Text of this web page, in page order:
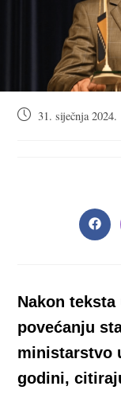
Objava31. siječnja 2024.
Opens
in
Nakon
povećanju
ministarstvo
godini,